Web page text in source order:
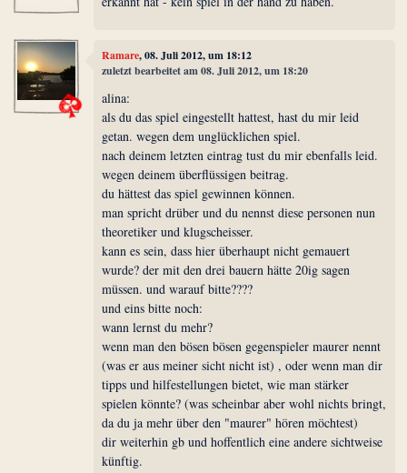
Ramare, 08. Juli 2012, um 18:12
zuletzt bearbeitet am 08. Juli 2012, um 18:20
alina:
als du das spiel eingestellt hattest, hast du mir leid
getan. wegen dem unglücklichen spiel.
nach deinem letzten eintrag tust du mir ebenfalls leid.
wegen deinem überflüssigen beitrag.
du hättest das spiel gewinnen können.
man spricht drüber und du nennst diese personen nun
theoretiker und klugscheisser.
kann es sein, dass hier überhaupt nicht gemauert
wurde? der mit den drei bauern hätte 20ig sagen
müssen. und warauf bitte????
und eins bitte noch:
wann lernst du mehr?
wenn man den bösen bösen gegenspieler maurer nennt
(was er aus meiner sicht nicht ist) , oder wenn man dir
tipps und hilfestellungen bietet, wie man stärker
spielen könnte? (was scheinbar aber wohl nichts bringt,
da du ja mehr über den "maurer" hören möchtest)
dir weiterhin gb und hoffentlich eine andere sichtweise
künftig.